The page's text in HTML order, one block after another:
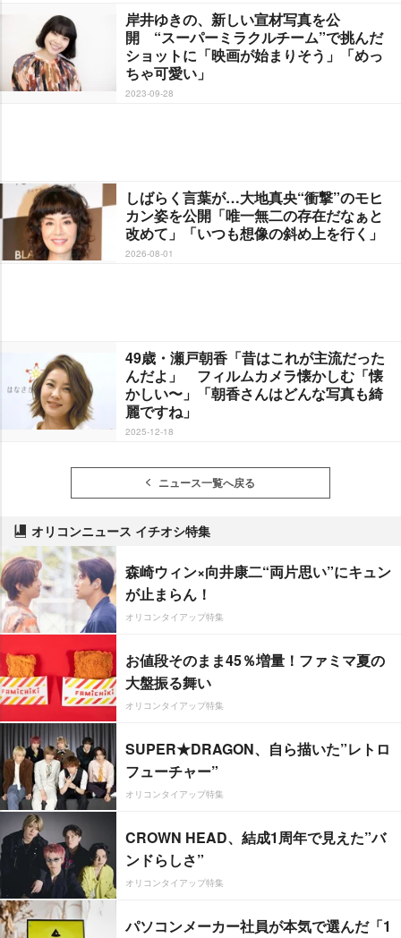
岸井ゆきの、新しい宣材写真を公
開 “スーパーミラクルチーム”で挑んだ
ショットに「映画が始まりそう」「めっ
ちゃ可愛い」
2023-09-28
しばらく言葉が…大地真央“衝撃”のモヒ
カン姿を公開「唯一無二の存在だなぁと
改めて」「いつも想像の斜め上を行く」
2026-08-01
49歳・瀬戸朝香「昔はこれが主流だった
んだよ」 フィルムカメラ懐かしむ「懐
かしい〜」「朝香さんはどんな写真も綺
麗ですね」
2025-12-18
ニュース一覧へ戻る
オリコンニュース イチオシ特集
森崎ウィン×向井康二“両片思い”にキュン
が止まらん！
オリコンタイアップ特集
お値段そのまま45％増量！ファミマ夏の
大盤振る舞い
オリコンタイアップ特集
SUPER★DRAGON、自ら描いた”レトロ
フューチャー”
オリコンタイアップ特集
CROWN HEAD、結成1周年で見えた”バ
ンドらしさ”
オリコンタイアップ特集
パソコンメーカー社員が本気で選んだ「1